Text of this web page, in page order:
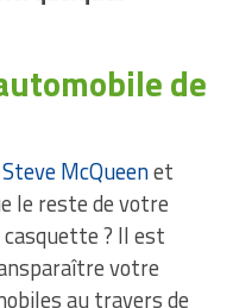
de
McQueenet
le reste de votre
? Il est
votre
au travers de